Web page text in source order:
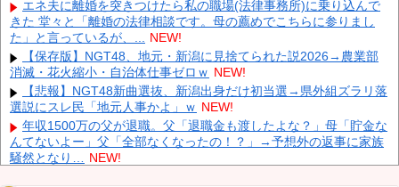
営会社の株式購入！（負債対策」中国「はい（巨額負債」インドネ
シア「700km延伸計画！（実質中止」→ NEW!
クビになったバイト先の店長のインスタ見つけた
【速報】 高市政権、エース級の財務官僚・一松旬氏を左遷「彼は
協力的でなかった」財務省の言いなりではないことが判明
中国製ルーター20機種にバックドア 外部から完全制御できる機能
が仕込まれていた NEW!
石油もない、鉄もない、国土の7割は山…それでも日本が世界屈
指の経済大国になれた「勤勉さ」以外の勝因！ NEW!
エネ夫に離婚を突きつけたら私の職場(法律事務所)に乗り込んで
きた 堂々と「離婚の法律相談です。母の薦めでこちらに参りまし
た」と言っているが、... NEW!
【保存版】NGT48、地元・新潟に見捨てられた説2026→農業部
消滅・花火縮小・自治体仕事ゼロｗ NEW!
【悲報】NGT48新曲選抜、新潟出身だけ初当選→県外組ズラリ落
選説にスレ民「地元人事かよ」ｗ NEW!
年収1500万の父が退職。父「退職金も渡したよな？」母「貯金な
んてないよー」父「全部なくなったの！？」→予想外の返事に家族
騒然となり… NEW!